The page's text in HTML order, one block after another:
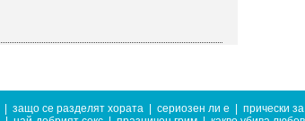
защо се разделят хората сериозен ли е прически